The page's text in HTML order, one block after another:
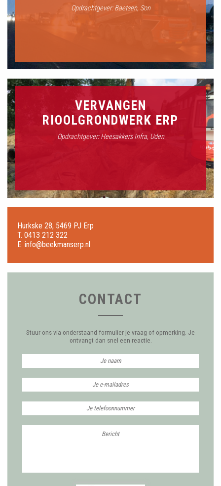
Opdrachtgever: Baetsen, Son
VERVANGEN
RIOOLGRONDWERK ERP
Opdrachtgever: Heesakkers Infra, Uden
Hurkske 28, 5469 PJ Erp
T. 0413 212 322
E. info@beekmanserp.nl
CONTACT
Stuur ons via onderstaand formulier je vraag of opmerking. Je
ontvangt dan snel een reactie.